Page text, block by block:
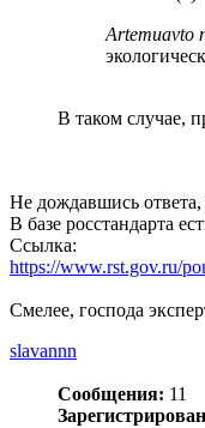
Artemuavto
В таком
Не дождавшись
В базе росстандарта
Ссылка:
https://www.rst.gov.ru/
Смелее, господа
slavannn
Сообщения: 11